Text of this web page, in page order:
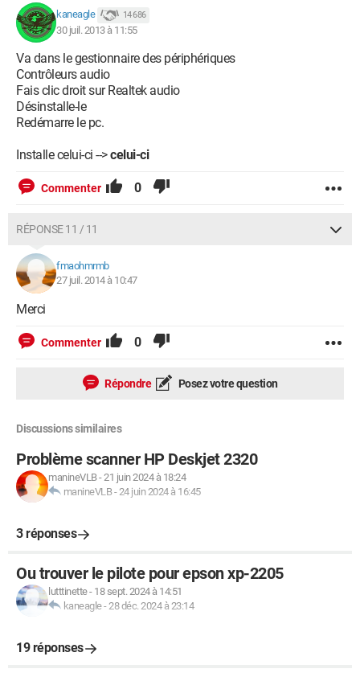
kaneagle 14 686
30 juil. 2013 à 11:55
Va dans le gestionnaire des périphériques
Contrôleurs audio
Fais clic droit sur Realtek audio
Désinstalle-le
Redémarre le pc.
Installe celui-ci -->celui-ci
Commenter 0
RÉPONSE 11 / 11
fmaohmrmb
27 juil. 2014 à 10:47
Merci
Commenter 0
Répondre Posez votre question
Discussions similaires
Problème scanner HP Deskjet 2320
manineVLB-21 juin 2024 à 18:24
manineVLB-24 juin 2024 à 16:45
3 réponses
Ou trouver le pilote pour epson xp-2205
lutttinette- 18 sept. 2024 à 14:51
kaneagle-28 déc. 2024 à 23:14
19 réponses